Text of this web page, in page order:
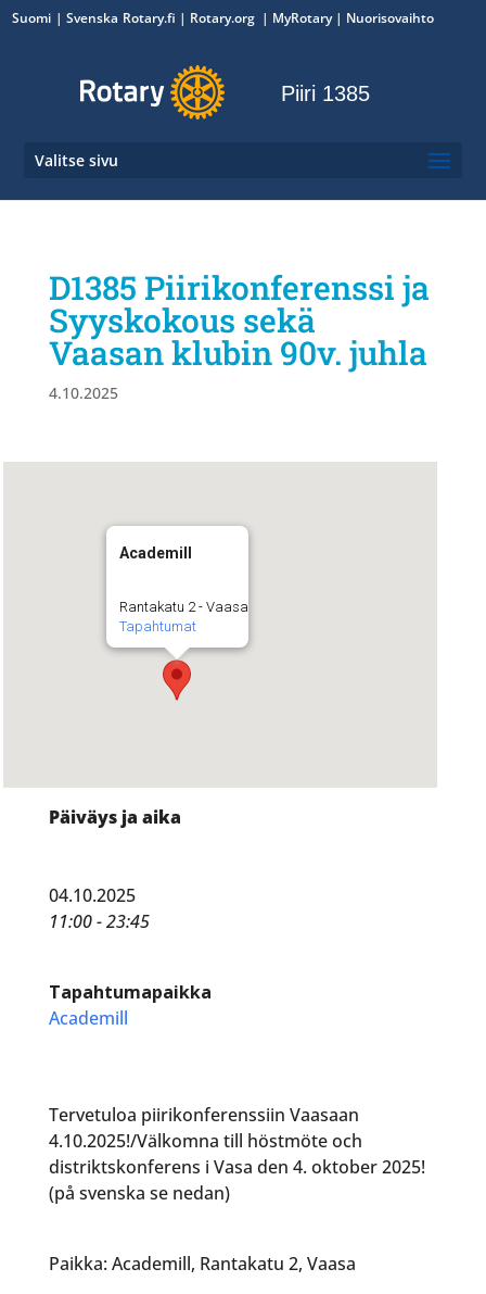
Suomi Svenska Rotary.fi | Rotary.org | MyRotary| Nuorisovaihto
Piiri 1385
Valitse sivu
D1385 Piirikonferenssi ja
Syyskokous sekä
Vaasan klubin 90v. juhla
4.10.2025
Academill
Rantakatu 2 - Vaasa
Tapahtumat
Päiväys ja aika
04.10.2025
11:00 - 23:45
Tapahtumapaikka
Academill
Tervetuloa piirikonferenssiin Vaasaan
4.10.2025!/Välkomna till höstmöte och
distriktskonferens i Vasa den 4. oktober 2025!
(på svenska se nedan)
Paikka: Academill, Rantakatu 2, Vaasa